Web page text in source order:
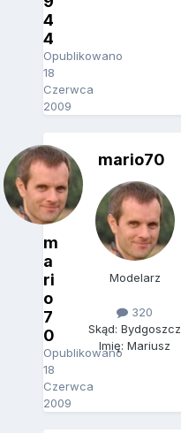
4
4
Opublikowano
18
Czerwca
2009
m
a
ri
o
7
0
Opublikowano
18
Czerwca
2009
mario70
Modelarz
320
Skąd: Bydgoszcz
Imię: Mariusz